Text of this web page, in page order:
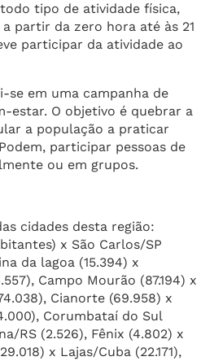
tipo de atividade física,
partir da zero hora até às 21
participar da atividade ao
se em uma campanha de
estar. O objetivo é quebrar a
a população a praticar
participar pessoas de
ou em grupos.
cidades desta região:
x São Carlos/SP
da lagoa (15.394) x
Campo Mourão (87.194) x
Cianorte (69.958) x
Corumbataí do Sul
RS (2.526), Fênix (4.802) x
x Lajas/Cuba (22.171),